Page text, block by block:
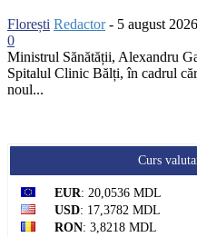
Florești Redactor - 5 august 2026
0
Ministrul Sănătății, Alexandru
Spitalul Clinic Bălți, în cadrul
noul...
Curs
EUR: 20,0536 MDL
USD: 17,3782 MDL
RON: 3,8218 MDL